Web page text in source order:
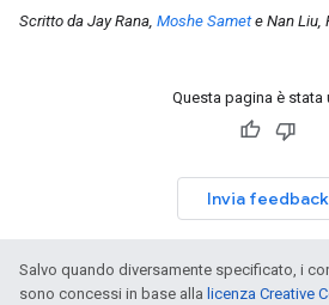
Scritto da Jay Rana, Moshe Samete Nan Liu,
Questa pagina è stata
Invia feedback
Salvo quando diversamente specificato, i
sono concessi in base alla licenza Creative